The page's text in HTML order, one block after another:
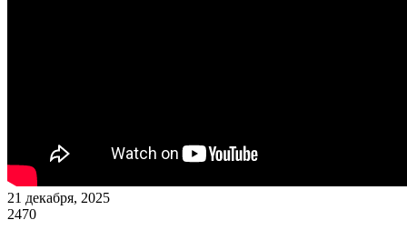
21 декабря, 2025
2470